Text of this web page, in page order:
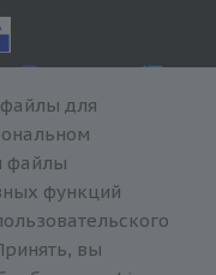
для
файлы
функций
вы